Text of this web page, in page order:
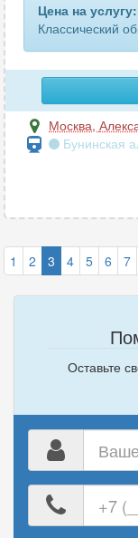
Цена на услугу:
Классический
Москва,
Бунинская
1 2 3 4 5 6 7
Оставьте